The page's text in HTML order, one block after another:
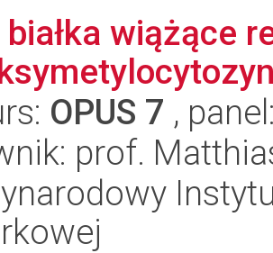
wiążące
OPUS 7 ,
prof.